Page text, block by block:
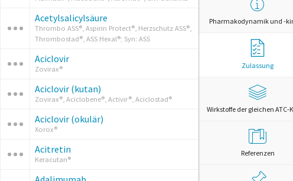
Acetylsalicylsäure
Thrombo ASS®, Aspirin Protect®, Herzschutz ASS®,
Thrombostad®, ASS Hexal®; Syn: ASS
Aciclovir
Zovirax®
Aciclovir (kutan)
Zovirax®, Aciclobene®, Activir®, Aciclostad®
Aciclovir (okulär)
Xorox®
Acitretin
Keracutan®
Pharmakodynamik und -
Zulassung
Wirkstoffe der gleichen ATC-
Referenzen